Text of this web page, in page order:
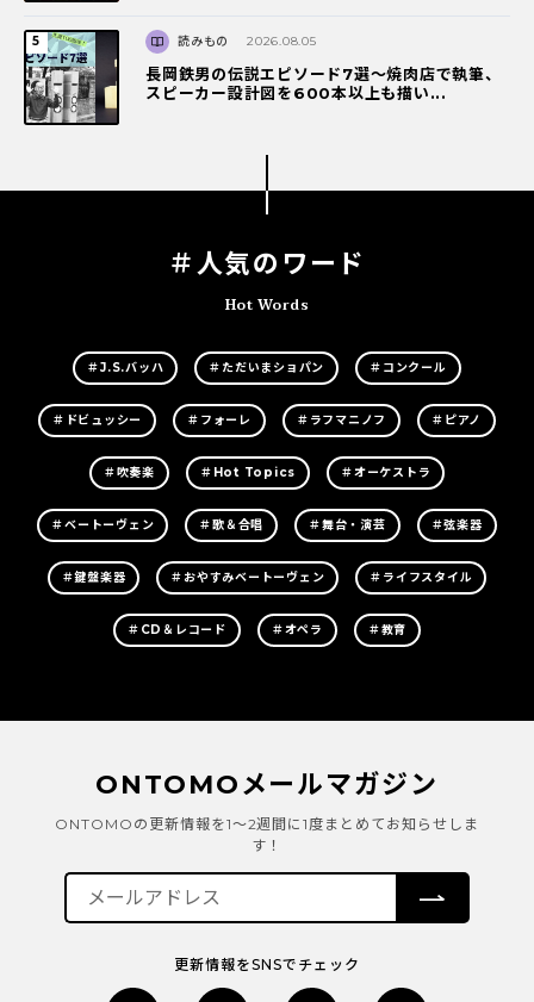
読みもの 2026.08.05
長岡鉄男の伝説エピソード7選〜焼肉店で執筆、
スピーカー設計図を600本以上も描い...
＃人気のワード
Hot Words
＃J.S.バッハ ＃ただいまショパン ＃コンクール
＃ドビュッシー ＃フォーレ ＃ラフマニノフ ＃ピアノ
＃吹奏楽 ＃Hot Topics ＃オーケストラ
＃ベートーヴェン ＃歌＆合唱 ＃舞台・演芸 ＃弦楽器
＃鍵盤楽器 ＃おやすみベートーヴェン ＃ライフスタイル
＃CD＆レコード ＃オペラ ＃教育
ONTOMOメールマガジン
ONTOMOの更新情報を1～2週間に1度まとめてお知らせしま
す！
更新情報をSNSでチェック